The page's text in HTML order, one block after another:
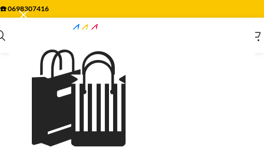
🛍️
☎️0698307416